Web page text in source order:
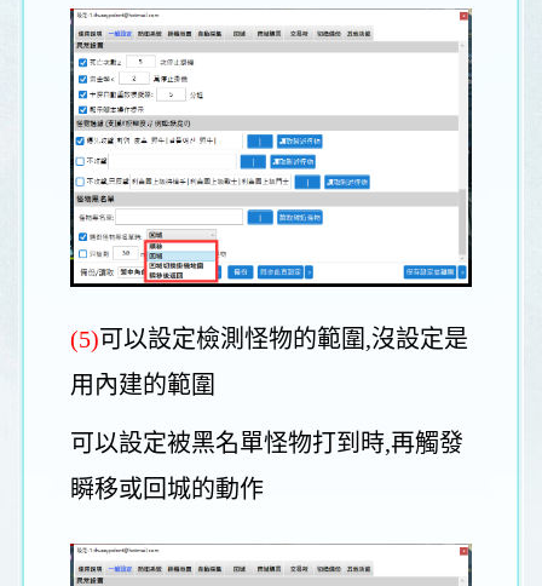
(5)可以設定檢測怪物的範圍,沒設定是
用內建的範圍
可以設定被黑名單怪物打到時,再觸發
瞬移或回城的動作